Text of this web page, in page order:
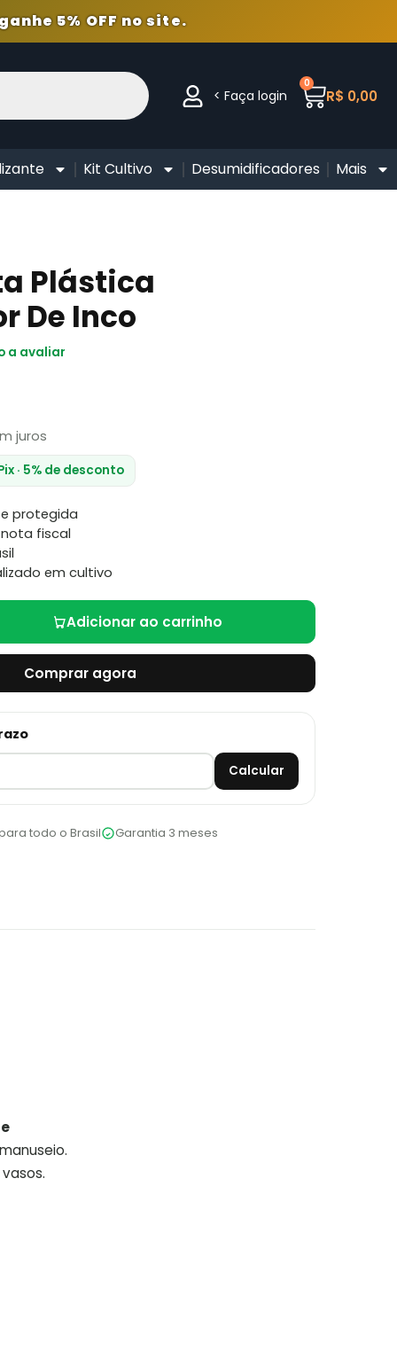
5% OFF no site.
< Faça login R$ 0,00
0
Kit Cultivo Desumidificadores Mais
Plástica
De Inco
a avaliar
juros
· 5% de desconto
e protegida
fiscal
em cultivo
Adicionar ao carrinho
Comprar agora
Calcular
todo o Brasil Garantia 3 meses